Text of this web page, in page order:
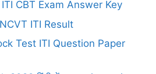
CBT Exam Answer Key
ITI Result
Test ITI Question Paper